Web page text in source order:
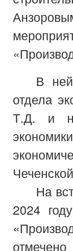
В
отдела
Т.Д. и
На
2024